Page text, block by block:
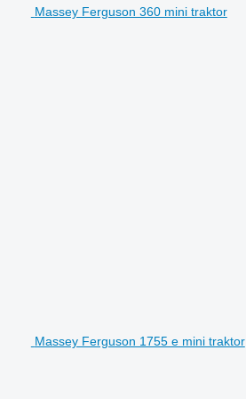
Massey Ferguson 360 mini traktor
Massey Ferguson 1755 e mini traktor